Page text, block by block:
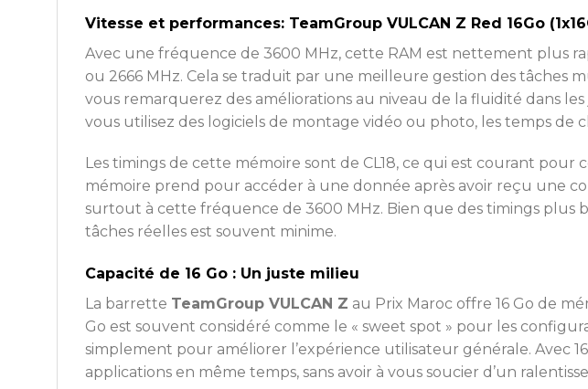
Vitesse et performances: TeamGroup VULCAN Z Red 16Go
Avec une fréquence de 3600 MHz, cette RAM est nettement plus
ou 2666 MHz. Cela se traduit par une meilleure gestion des tâches
vous remarquerez des améliorations au niveau de la fluidité dans
vous utilisez des logiciels de montage vidéo ou photo, les temps
Les timings de cette mémoire sont de CL18, ce qui est courant
mémoire prend pour accéder à une donnée après avoir reçu une
surtout à cette fréquence de 3600 MHz. Bien que des timings plus
tâches réelles est souvent minime.
Capacité de 16 Go : Un juste milieu
La barrette TeamGroup VULCAN Z au Prix Maroc offre 16 Go de
Go est souvent considéré comme le « sweet spot » pour les
simplement pour améliorer l’expérience utilisateur générale. Avec
applications en même temps, sans avoir à vous soucier d’un